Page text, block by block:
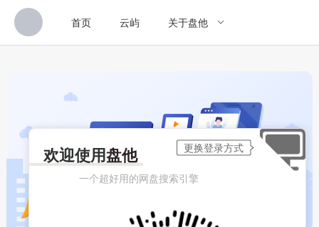
首页 云屿 关于盘他
欢迎使用盘他
一个超好用的网盘搜索引擎